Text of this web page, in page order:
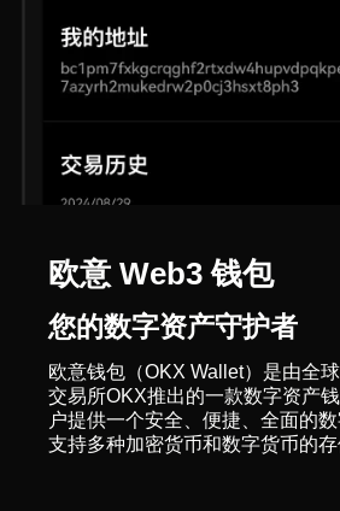
欧意 Web3 钱包
您的数字资产守护者
欧意钱包（OKX Wallet）是由全
交易所OKX推出的一款数字资产
户提供一个安全、便捷、全面的数
支持多种加密货币和数字货币的存